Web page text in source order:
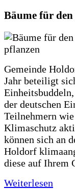
Bäume für
Gemeinde
Jahr beteiligt
der deutschen
Teilnehmern
Klimaschutz
können sich an
Holdorf
diese auf Ihrem
Weiterlesen